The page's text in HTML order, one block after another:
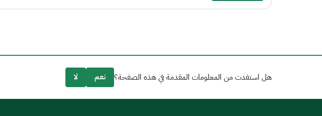
هل استفدت من المعلومات المقدمة في هذه الصفحة؟ نعم لا